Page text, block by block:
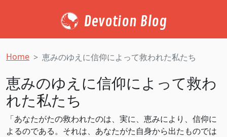
Devotion Blog
Home 恵みのゆえに信仰によって救われた私たち
恵みのゆえに信仰によって救わ
れた私たち
「あなたがたの救われたのは、実に、恵みにより、信仰に
よるのである。それは、あなたがた自身から出たものでは